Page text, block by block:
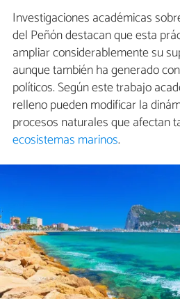
Investigaciones académicas
del Peñón destacan que esta
ampliar considerablemente su
aunque también ha generado
políticos. Según este trabajo
relleno pueden modificar la
procesos naturales que afectan
ecosistemas marinos.